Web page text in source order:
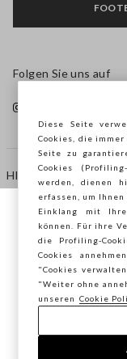
HILFE
AGENTUR
KONTAKTE
Folgen Sie uns auf
Copyright ©
Sie surfen auf
Österreich,
speichern?
Diese Seite
Cookies, die
Seite zu
Cookies
werden, dienen
erfassen, um
Einklang mit
können. Für ihre
die Profiling-
Cookies
"Cookies
"Weiter ohne
unseren
Cookie